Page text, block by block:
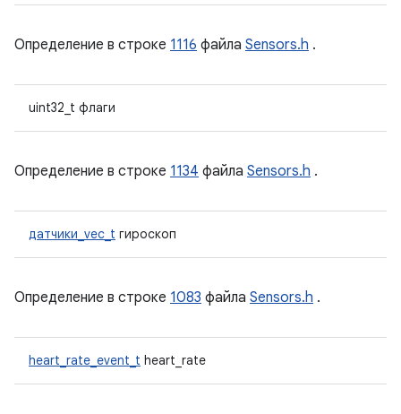
Определение в строке 1116 файла Sensors.h .
uint32_t флаги
Определение в строке 1134 файла Sensors.h .
датчики_vec_t гироскоп
Определение в строке 1083 файла Sensors.h .
heart_rate_event_t heart_rate